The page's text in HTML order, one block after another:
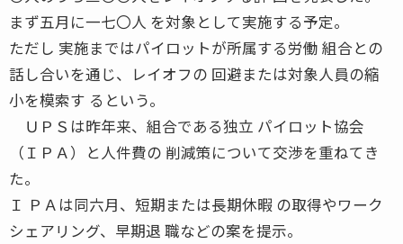
まず五月に一七〇人 を対象として実施する予定。
ただし 実施まではパイロットが所属する労働 組合との
話し合いを通じ、レイオフの 回避または対象人員の縮
小を模索す るという。
ＵＰＳは昨年来、組合である独立 パイロット協会
（ＩＰＡ）と人件費の 削減策について交渉を重ねてき
た。
Ｉ ＰＡは同六月、短期または長期休暇 の取得やワーク
シェアリング、早期退 職などの案を提示。